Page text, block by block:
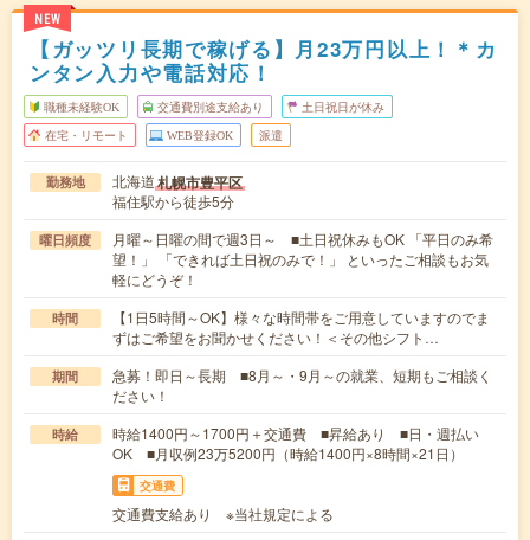
NEW
【ガッツリ長期で稼げる】月23万円以上！＊カ
ンタン入力や電話対応！
職種未経験OK 交通費別途支給あり 土日祝日が休み
在宅・リモート WEB登録OK 派遣
勤務地 北海道札幌市豊平区
福住駅から徒歩5分
曜日頻度
月曜～日曜の間で週3日～ ■土日祝休みもOK 「平日のみ希
望！」 「できれば土日祝のみで！」 といったご相談もお気
軽にどうぞ！
時間
【1日5時間～OK】様々な時間帯をご用意していますのでま
ずはご希望をお聞かせください！＜その他シフト…
期間
急募！即日～長期 ■8月～・9月～の就業、短期もご相談く
ださい！
時給
時給1400円～1700円＋交通費 ■昇給あり ■日・週払い
OK ■月収例23万5200円（時給1400円×8時間×21日）
交通費
交通費支給あり ※当社規定による